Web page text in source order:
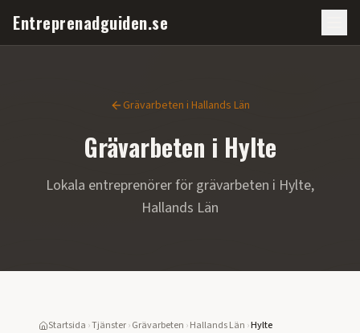
Entreprenadguiden.se
Grävarbeten i Hallands Län
Grävarbeten i Hylte
Lokala entreprenörer för grävarbeten i Hylte,
Hallands Län
Startsida ›Tjänster›Grävarbeten ›Hallands Län ›Hylte